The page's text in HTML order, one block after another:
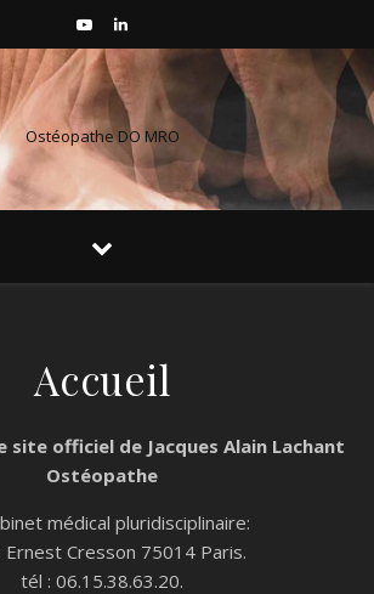
Ostéopathe DO MRO
Accueil
site officiel de Jacques Alain Lachant
Ostéopathe
médical pluridisciplinaire:
Ernest Cresson 75014 Paris.
tél : 06.15.38.63.20.